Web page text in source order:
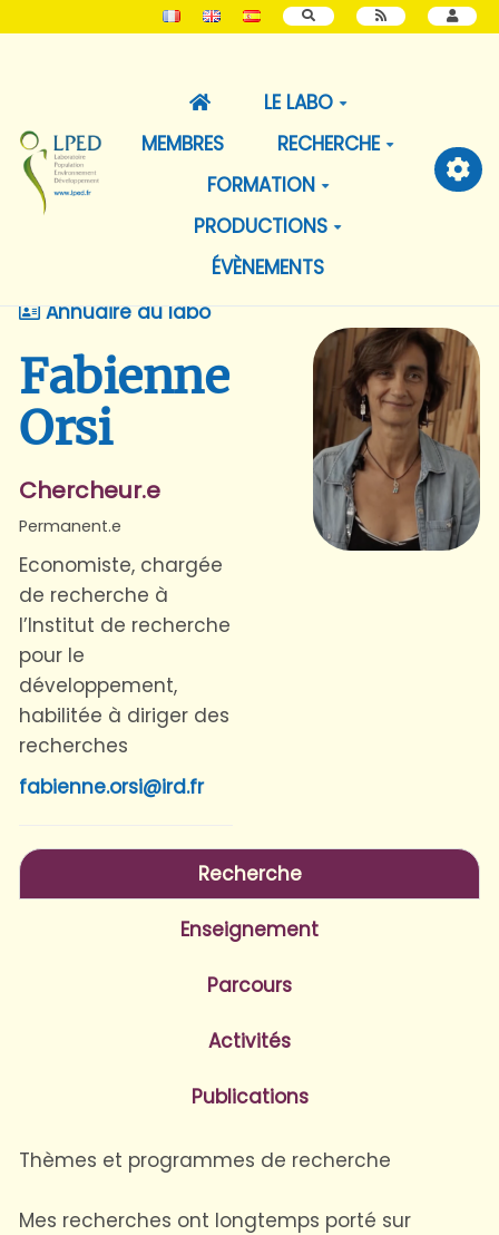
RECHERCHER
LE LABO
MEMBRES
RECHERCHE
FORMATION
PRODUCTIONS
ÉVÈNEMENTS
Annuaire du labo
Fabienne
Orsi
Chercheur.e
Permanent.e
Economiste, chargée
de recherche à
l’Institut de recherche
pour le
développement,
habilitée à diriger des
recherches
fabienne.orsi@ird.fr
Recherche
Enseignement
Parcours
Activités
Publications
Thèmes et programmes de recherche
Mes recherches ont longtemps porté sur